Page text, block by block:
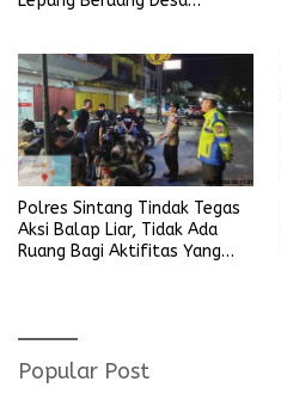
Polres Sintang Tindak Tegas
Aksi Balap Liar, Tidak Ada
Ruang Bagi Aktifitas Yang
Popular Post